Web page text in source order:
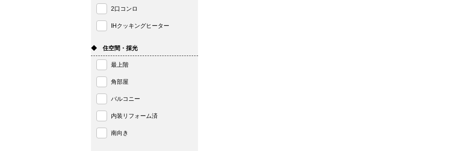
2口コンロ
IHクッキングヒーター
◆ 住空間・採光
最上階
角部屋
バルコニー
内装リフォーム済
南向き